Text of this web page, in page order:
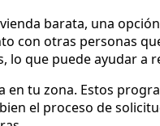
barata, una
con otras personas
lo que puede ayudar a
en tu zona. Estos
el proceso de